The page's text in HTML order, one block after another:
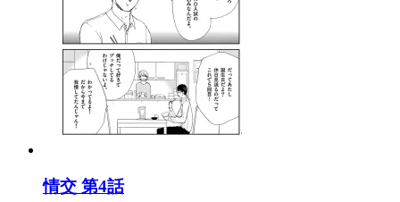
情交 第4話